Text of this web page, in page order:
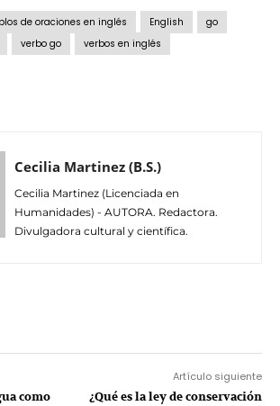
de oraciones en inglés English
go
verbo go
verbos en inglés
Cecilia Martinez (B.S.)
Cecilia Martinez (Licenciada en
Humanidades) - AUTORA. Redactora.
Divulgadora cultural y científica.
como
Artículo siguiente
¿Qué es la ley de conservación